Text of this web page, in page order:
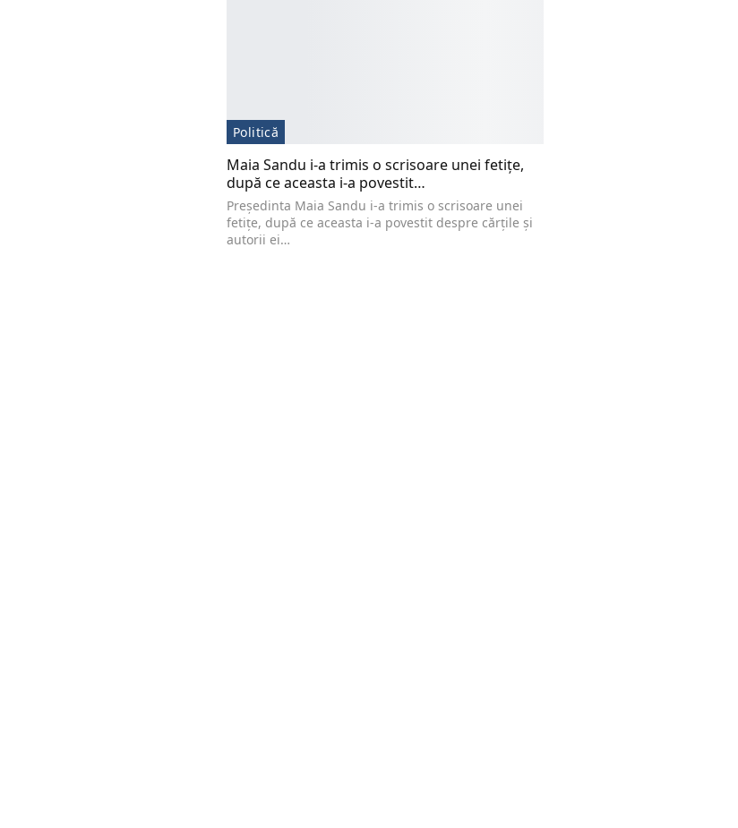
Politică
Maia Sandu i-a trimis o scrisoare unei fetițe,
după ce aceasta i-a povestit…
Președinta Maia Sandu i-a trimis o scrisoare unei
fetițe, după ce aceasta i-a povestit despre cărțile și
autorii ei…